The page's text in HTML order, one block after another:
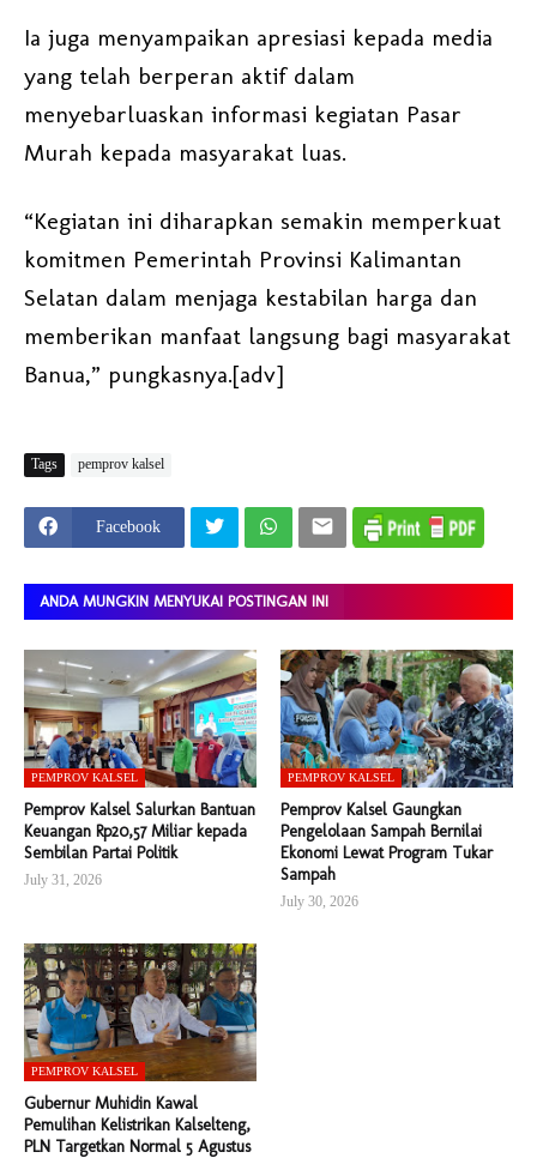
Ia juga menyampaikan apresiasi kepada media
yang telah berperan aktif dalam
menyebarluaskan informasi kegiatan Pasar
Murah kepada masyarakat luas.
“Kegiatan ini diharapkan semakin memperkuat
komitmen Pemerintah Provinsi Kalimantan
Selatan dalam menjaga kestabilan harga dan
memberikan manfaat langsung bagi masyarakat
Banua,” pungkasnya.[adv]
Tags pemprov kalsel
Facebook
ANDA MUNGKIN MENYUKAI POSTINGAN INI
PEMPROV KALSEL
Pemprov Kalsel Salurkan Bantuan
Keuangan Rp20,57 Miliar kepada
Sembilan Partai Politik
July 31, 2026
PEMPROV KALSEL
Pemprov Kalsel Gaungkan
Pengelolaan Sampah Bernilai
Ekonomi Lewat Program Tukar
Sampah
July 30, 2026
PEMPROV KALSEL
Gubernur Muhidin Kawal
Pemulihan Kelistrikan Kalselteng,
PLN Targetkan Normal 5 Agustus